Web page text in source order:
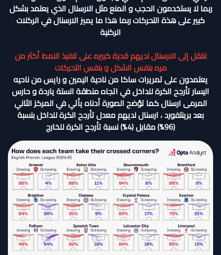
ربما لا يستخدمون الحجب و المنع مثل الارسنال الذي يعتمد بشكل
كبير على هذة التحركات ربما هذا ما يميز الارسنال في الركلات
الركنية
ننتقل إلى الارسنال لديهم قدرة كبيره على تنفيذ النمط أكثر من
مره بنفس الشكل و بنفس التحركات
يعتمدون على تمريرات ساكا من ناحية اليمين و رايس من ناحيه
اليسار تأرجح الكرة للداخل في اتجاه منطقة الستة ياردة و حارس
المرمى ارسنال كما تؤضح الصورة أدناه يأتي في المركز الثاني
بعد برينتفورد ، ارسنال لديهم معدل تأرجح الكرة للداخل بنسبة
(96%) مقابل (4%) نسبة تأرجح الكرة للخارج